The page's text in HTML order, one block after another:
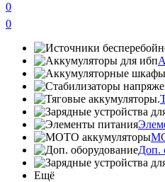
0
0
Доп.
Ещё